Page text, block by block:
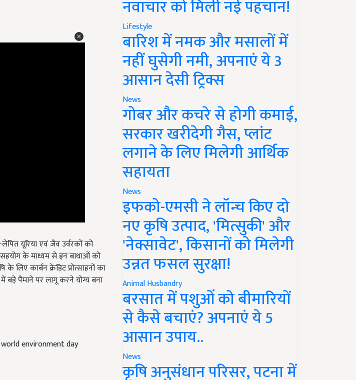
के माध्यम से इन बाधाओं को
कार्बन क्रेडिट प्रोत्साहनों का
बड़े पैमाने पर लागू करने योग्य बना
environment day
नवाचार को मिली नई पहचान!
Lifestyle
बारिश में नमक और मसालों में
नहीं घुसेगी नमी, अपनाएं ये 3
आसान देसी ट्रिक्स
News
गोबर और कचरे से होगी कमाई,
सरकार खरीदेगी गैस, प्लांट
लगाने के लिए मिलेगी आर्थिक
सहायता
News
इफको-एमसी ने लॉन्च किए दो
नए कृषि उत्पाद, 'मित्सुकी' और
'नेक्सावेट', किसानों को मिलेगी
उन्नत फसल सुरक्षा!
Animal Husbandry
बरसात में पशुओं को बीमारियों
से कैसे बचाएं? अपनाएं ये 5
आसान उपाय..
News
कृषि अनुसंधान परिसर, पटना में